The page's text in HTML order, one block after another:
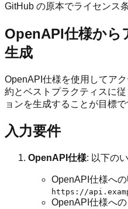
GitHub の原本でライセンス
OpenAPI仕様から
生成
OpenAPI仕様を使用してア
約とベストプラクティスに
ョンを生成することが目標で
入力要件
OpenAPI仕様: 以下の
OpenAPI仕様へ
https://
OpenAPI仕様へ